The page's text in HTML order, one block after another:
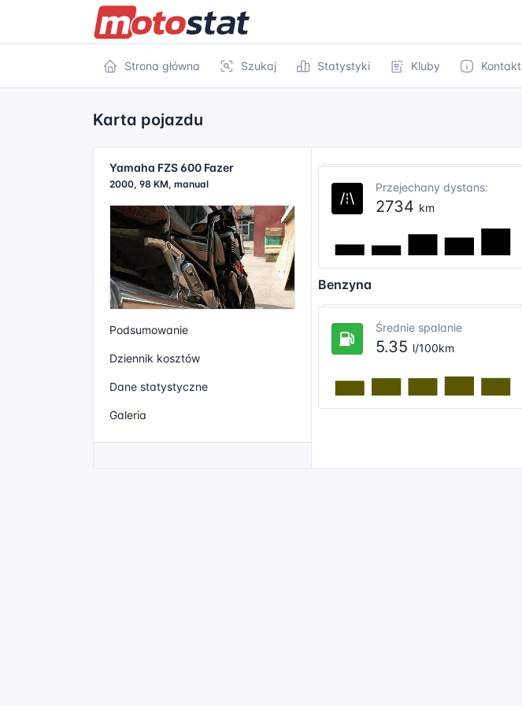
Strona główna Szukaj Statystyki Kluby Kontakt
Karta pojazdu
Yamaha FZS 600 Fazer
2000, 98 KM, manual
Podsumowanie
Dziennik kosztów
Dane statystyczne
Galeria
Przejechany dystans:
2734 km
Benzyna
Średnie spalanie
5.35 l/100km